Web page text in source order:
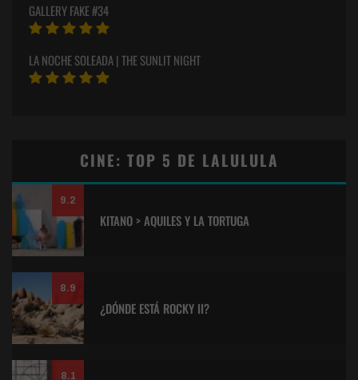
GALLERY FAKE #34
LA NOCHE SOLEADA | THE SUNLIT NIGHT
CINE: TOP 5 DE LALULULA
9.2
KITANO > AQUILES Y LA TORTUGA
8.9
¿DÓNDE ESTÁ ROCKY II?
8.1